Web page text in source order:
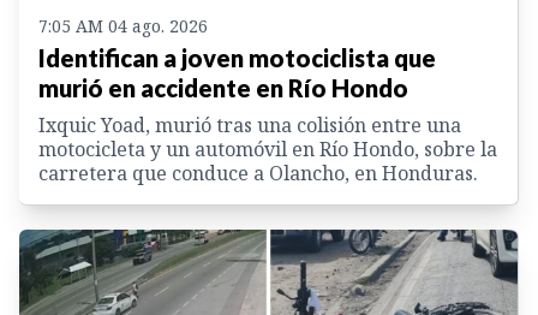
7:05 AM 04 ago. 2026
Identifican a joven motociclista que
murió en accidente en Río Hondo
Ixquic Yoad, murió tras una colisión entre una
motocicleta y un automóvil en Río Hondo, sobre la
carretera que conduce a Olancho, en Honduras.